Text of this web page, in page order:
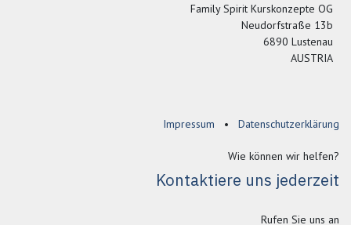
Family Spirit Kurskonzepte OG
Neudorfstraße 13b
6890 Lustenau
AUSTRIA
Impressum • Datenschutzerklärung
Wie können wir helfen?
Kontaktiere uns jederzeit
Rufen Sie uns an